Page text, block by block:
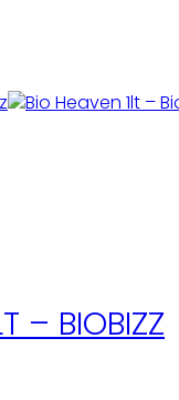
– BIOBIZZ